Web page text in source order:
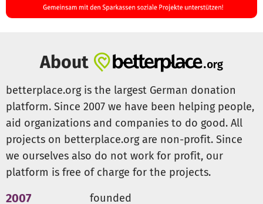
About
betterplace.org is the largest German donation
platform. Since 2007 we have been helping people,
aid organizations and companies to do good. All
projects on betterplace.org are non-profit. Since
we ourselves also do not work for profit, our
platform is free of charge for the projects.
2007 founded